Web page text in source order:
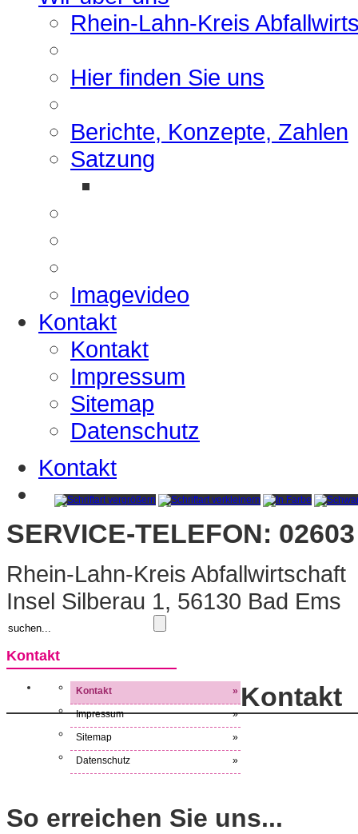
Rhein-Lahn-Kreis
Hier finden Sie uns
Berichte, Konzepte, Zahlen
Satzung
Imagevideo
Kontakt
Kontakt
Impressum
Sitemap
Datenschutz
Kontakt
SERVICE-TELEFON:
Rhein-Lahn-Kreis Abfallwirtschaft
Insel Silberau 1, 56130 Bad Ems
Kontakt
Kontakt »
Impressum »
Sitemap »
Datenschutz »
Kontakt
So erreichen Sie uns...